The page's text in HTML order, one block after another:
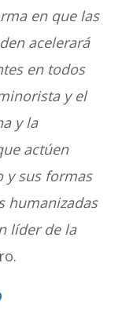
en que las
acelerará
en todos
y el
y la
actúen
y sus formas
humanizadas
líder de la